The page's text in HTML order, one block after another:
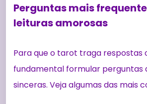
Perguntas mais
leituras amorosas
Para que o tarot traga respostas
fundamental formular perguntas
sinceras. Veja algumas das mais